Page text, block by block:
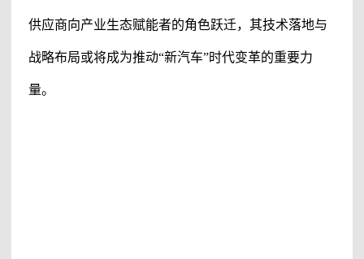
供应商向产业生态赋能者的角色跃迁，其技术落地与
战略布局或将成为推动“新汽车”时代变革的重要力
量。